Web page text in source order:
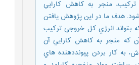
منجر به کاهش کارايي
هدف ما در اين پژوهش يافتن
بتواند انرژي کل خروجي ترکيب
آن که منجر به کاهش کارايي آن
به کار بردن پیونددهنده هاي